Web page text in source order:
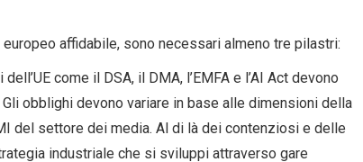
affidabile, sono necessari almeno tre pilastri:
dell’UE come il DSA, il DMA, l’EMFA e l’AI Act devono
obblighi devono variare in base alle dimensioni della
del settore dei media. Al di là dei contenziosi e delle
industriale che si sviluppi attraverso gare